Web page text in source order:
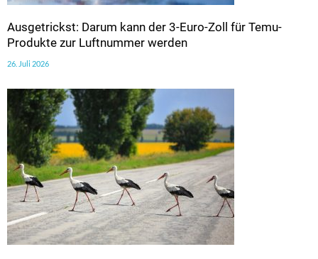
Ausgetrickst: Darum kann der 3-Euro-Zoll für Temu-
Produkte zur Luftnummer werden
26. Juli 2026